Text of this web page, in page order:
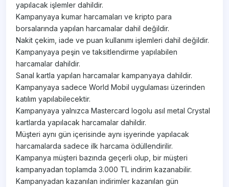
yapılacak işlemler dahildir.
Kampanyaya kumar harcamaları ve kripto para
borsalarında yapılan harcamalar dahil değildir.
Nakit çekim, iade ve puan kullanımı işlemleri dahil değildir.
Kampanyaya peşin ve taksitlendirme yapılabilen
harcamalar dahildir.
Sanal kartla yapılan harcamalar kampanyaya dahildir.
Kampanyaya sadece World Mobil uygulaması üzerinden
katılım yapılabilecektir.
Kampanyaya yalnızca Mastercard logolu asıl metal Crystal
kartlarda yapılacak harcamalar dahildir.
Müşteri aynı gün içerisinde aynı işyerinde yapılacak
harcamalarda sadece ilk harcama ödüllendirilir.
Kampanya müşteri bazında geçerli olup, bir müşteri
kampanyadan toplamda 3.000 TL indirim kazanabilir.
Kampanyadan kazanılan indirimler kazanılan gün